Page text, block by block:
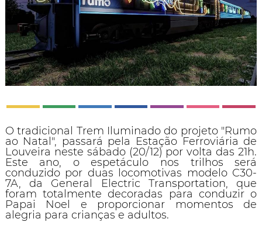
O tradicional Trem Iluminado do projeto "Rumo
ao Natal", passará pela Estação Ferroviária de
Louveira neste sábado (20/12) por volta das 21h.
Este ano, o espetáculo nos trilhos será
conduzido por duas locomotivas modelo C30-
7A, da General Electric Transportation, que
foram totalmente decoradas para conduzir o
Papai Noel e proporcionar momentos de
alegria para crianças e adultos.